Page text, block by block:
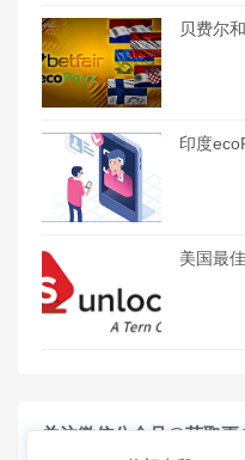
贝费尔
印度
美国最
关注微信公众号@获取